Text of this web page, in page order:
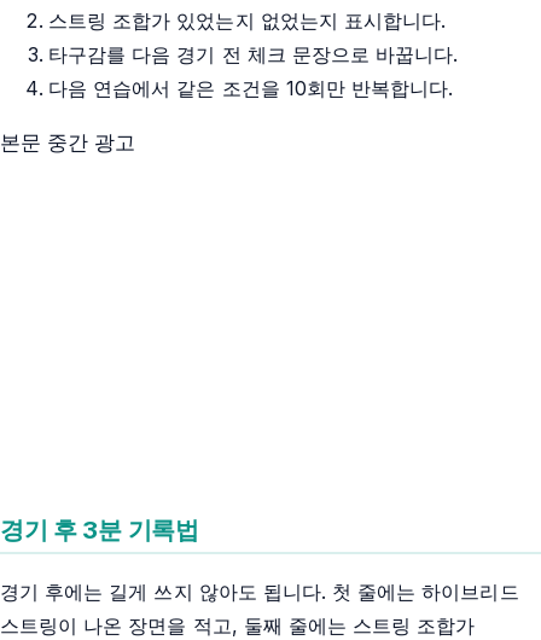
스트링 조합가 있었는지 없었는지 표시합니다.
타구감를 다음 경기 전 체크 문장으로 바꿉니다.
다음 연습에서 같은 조건을 10회만 반복합니다.
본문 중간 광고
경기 후 3분 기록법
경기 후에는 길게 쓰지 않아도 됩니다. 첫 줄에는 하이브리드
스트링이 나온 장면을 적고, 둘째 줄에는 스트링 조합가